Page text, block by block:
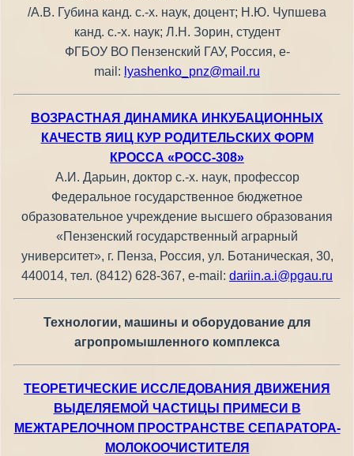
/А.В. Губина канд. с.-х. наук, доцент; Н.Ю. Чупшева
канд. с.-х. наук; Л.Н. Зорин, студент
ФГБОУ ВО Пензенский ГАУ, Россия, е-
mail: lyashenko_pnz@mail.ru
ВОЗРАСТНАЯ ДИНАМИКА ИНКУБАЦИОННЫХ
КАЧЕСТВ ЯИЦ КУР РОДИТЕЛЬСКИХ ФОРМ
КРОССА «РОСС-308»
А.И. Дарьин, доктор с.-х. наук, профессор
Федеральное государственное бюджетное
образовательное учреждение высшего образования
«Пензенский государственный аграрный
университет», г. Пенза, Россия, ул. Ботаническая, 30,
440014, тел. (8412) 628-367, e-mail: dariin.a.i@pgau.ru
Технологии, машины и оборудование для
агропромышленного комплекса
ТЕОРЕТИЧЕСКИЕ ИССЛЕДОВАНИЯ ДВИЖЕНИЯ
ВЫДЕЛЯЕМОЙ ЧАСТИЦЫ ПРИМЕСИ В
МЕЖТАРЕЛОЧНОМ ПРОСТРАНСТВЕ СЕПАРАТОРА-
МОЛОКООЧИСТИТЕЛЯ